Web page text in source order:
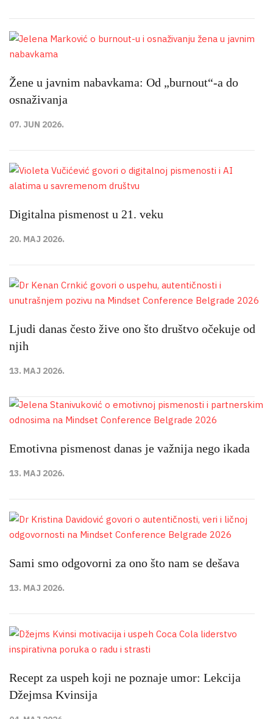
Žene u javnim nabavkama: Od „burnout“-a do
osnaživanja
07. JUN 2026.
Digitalna pismenost u 21. veku
20. MAJ 2026.
Ljudi danas često žive ono što društvo očekuje od
njih
13. MAJ 2026.
Emotivna pismenost danas je važnija nego ikada
13. MAJ 2026.
Sami smo odgovorni za ono što nam se dešava
13. MAJ 2026.
Recept za uspeh koji ne poznaje umor: Lekcija
Džejmsa Kvinsija